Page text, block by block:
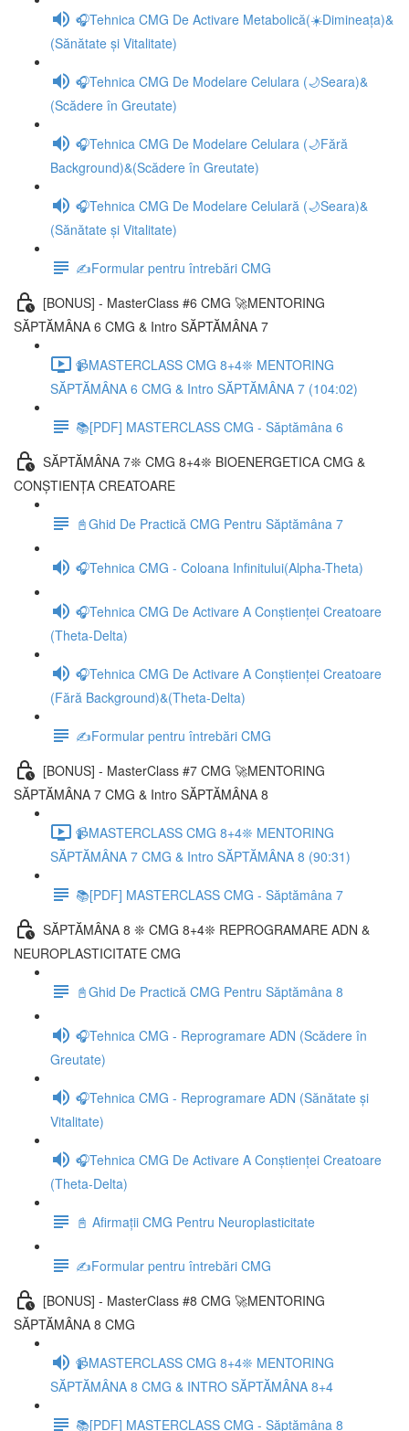
🎧Tehnica CMG De Activare Metabolică(☀️Dimineața)&
(Sănătate și Vitalitate)
🎧Tehnica CMG De Modelare Celulara (🌙Seara)&
(Scădere în Greutate)
🎧Tehnica CMG De Modelare Celulara (🌙Fără
Background)&(Scădere în Greutate)
🎧Tehnica CMG De Modelare Celulară (🌙Seara)&
(Sănătate și Vitalitate)
✍️Formular pentru întrebări CMG
[BONUS] - MasterClass #6 CMG 🚀MENTORING
SĂPTĂMÂNA 6 CMG & Intro SĂPTĂMÂNA 7
📹MASTERCLASS CMG 8+4❊ MENTORING
SĂPTĂMÂNA 6 CMG & Intro SĂPTĂMÂNA 7 (104:02)
📚[PDF] MASTERCLASS CMG - Săptămâna 6
SĂPTĂMÂNA 7❊ CMG 8+4❊ BIOENERGETICA CMG &
CONȘTIENȚA CREATOARE
📓Ghid De Practică CMG Pentru Săptămâna 7
🎧Tehnica CMG - Coloana Infinitului(Alpha-Theta)
🎧Tehnica CMG De Activare A Conștienței Creatoare
(Theta-Delta)
🎧Tehnica CMG De Activare A Conștienței Creatoare
(Fără Background)&(Theta-Delta)
✍️Formular pentru întrebări CMG
[BONUS] - MasterClass #7 CMG 🚀MENTORING
SĂPTĂMÂNA 7 CMG & Intro SĂPTĂMÂNA 8
📹MASTERCLASS CMG 8+4❊ MENTORING
SĂPTĂMÂNA 7 CMG & Intro SĂPTĂMÂNA 8 (90:31)
📚[PDF] MASTERCLASS CMG - Săptămâna 7
SĂPTĂMÂNA 8 ❊ CMG 8+4❊ REPROGRAMARE ADN &
NEUROPLASTICITATE CMG
📓Ghid De Practică CMG Pentru Săptămâna 8
🎧Tehnica CMG - Reprogramare ADN (Scădere în
Greutate)
🎧Tehnica CMG - Reprogramare ADN (Sănătate și
Vitalitate)
🎧Tehnica CMG De Activare A Conștienței Creatoare
(Theta-Delta)
📓 Afirmații CMG Pentru Neuroplasticitate
✍️Formular pentru întrebări CMG
[BONUS] - MasterClass #8 CMG 🚀MENTORING
SĂPTĂMÂNA 8 CMG
📹MASTERCLASS CMG 8+4❊ MENTORING
SĂPTĂMÂNA 8 CMG & INTRO SĂPTĂMÂNA 8+4
📚[PDF] MASTERCLASS CMG - Săptămâna 8